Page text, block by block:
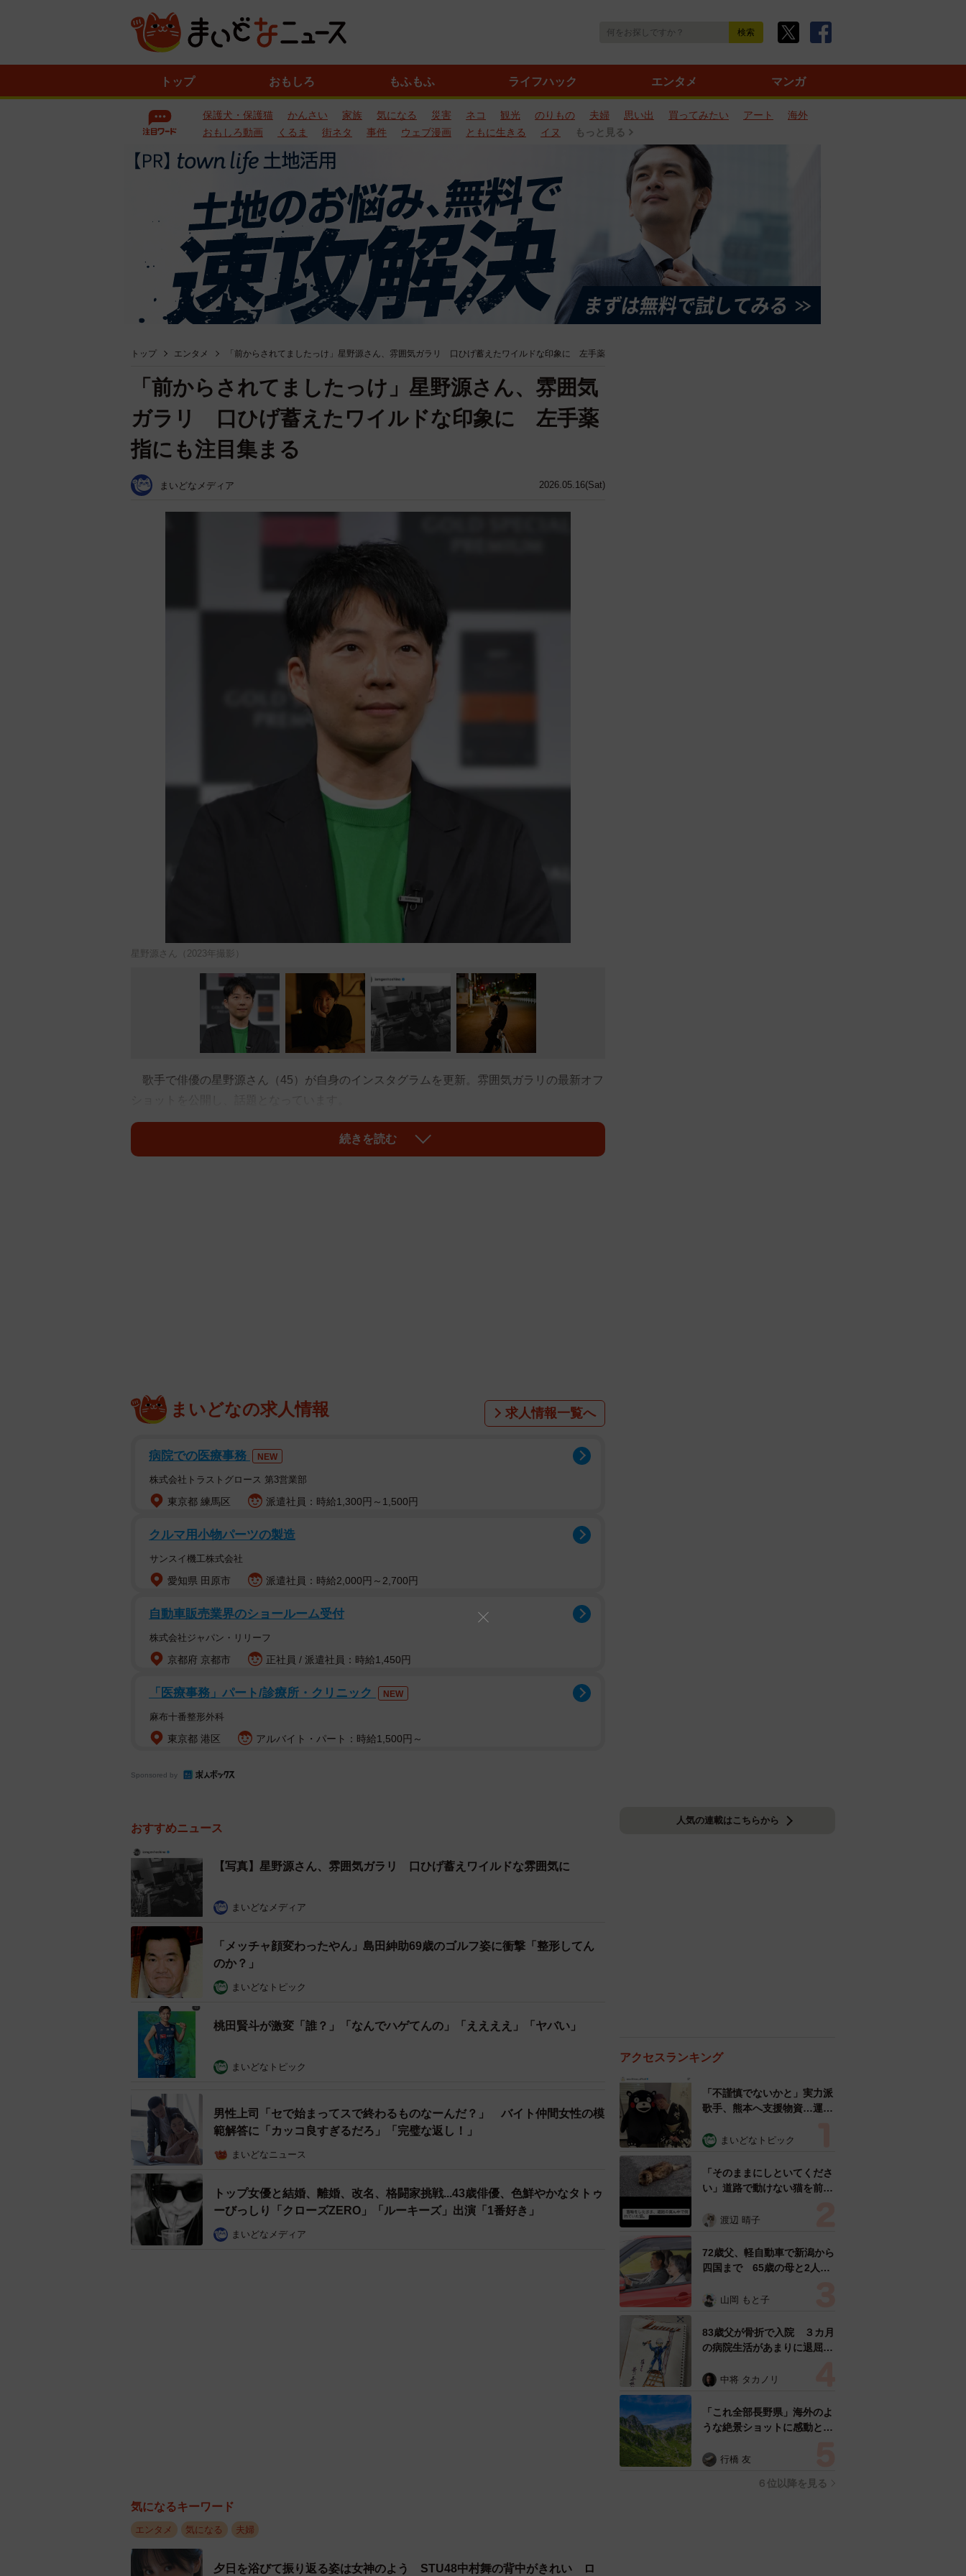
トップ おもしろ もふもふ ライフハック エンタメ マンガ
保護犬・保護猫 かんさい 家族 気になる 災害 ネコ 観光 のりもの 夫婦 思い出 買ってみたい アート
海外
おもしろ動画
くるま 街ネタ 事件 ウェブ漫画 ともに生きる イヌ もっと見る
トップ エンタメ 「前からされてましたっけ」星野源さん、雰囲気ガラリ 口ひげ蓄えたワイルドな印象に 左手薬
2026.05.16(Sat)
「前からされてましたっけ」星野源さん、雰囲気
ガラリ 口ひげ蓄えたワイルドな印象に 左手薬
指にも注目集まる
まいどなメディア
星野源さん（2023年撮影）
歌手で俳優の星野源さん（45）が自身のインスタグラムを更新。雰囲気ガラリの最新オフ
メンバーシップサイト「YELLOW MAGAZINE＋」でインタビュー記事を公開したことを
つづり、複数枚の写真をアップ。星野さんは口ひげを伸ばし、更に大人の雰囲気を漂わせて
続きを読む
まいどなの求人情報 求人情報一覧へ
病院での医療事務 NEW
株式会社トラストグロース 第3営業部
東京都 練馬区 派遣社員：時給1,300円～1,500円
クルマ用小物パーツの製造
サンスイ機工株式会社
愛知県 田原市 派遣社員：時給2,000円～2,700円
自動車販売業界のショールーム受付
株式会社ジャパン・リリーフ
京都府 京都市 正社員 / 派遣社員：時給1,450円
「医療事務」パート/診療所・クリニック NEW
麻布十番整形外科
東京都 港区 アルバイト・パート：時給1,500円～
Sponsored by
おすすめニュース
【写真】星野源さん、雰囲気ガラリ 口ひげ蓄えワイルドな雰囲気に
まいどなメディア
「メッチャ顔変わったやん」島田紳助69歳のゴルフ姿に衝撃「整形してん
のか？」
まいどなトピック
桃田賢斗が激変「誰？」「なんでハゲてんの」「ええええ」「ヤバい」
まいどなトピック
男性上司「セで始まってスで終わるものなーんだ？」 バイト仲間女性の模
範解答に「カッコ良すぎるだろ」「完璧な返し！」
まいどなニュース
トップ女優と結婚、離婚、改名、格闘家挑戦...43歳俳優、色鮮やかなタトゥ
ーびっしり「クローズZERO」「ルーキーズ」出演「1番好き」
まいどなメディア
気になるキーワード
エンタメ 気になる 夫婦
夕日を浴びて振り返る姿は女神のよう STU48中村舞の背中がきれい ロ
人気の連載はこちらから
アクセスランキング
「不謹慎でないかと」実力派
歌手、熊本へ支援物資…運搬
めらい 「痛いほど伝わる」
まいどなトピック
「そのままにしといてくださ
い」道路で動けない猫を前に
ようとした4日間 「命の重
表の訴え
渡辺 晴子
72歳父、軽自動車で新潟から
四国まで 65歳の母と2人で
憩まで分刻み… 「大学生で
山岡 もと子
83歳父が骨折で入院 ３カ月
の病院生活があまりに退屈で
い！」→スケッチブックを見
すよ…」
中将 タカノリ
「これ全部長野県」海外のよ
うな絶景ショットに感動と反
ったんだって気づいた」
行橋 友
６位以降を見る